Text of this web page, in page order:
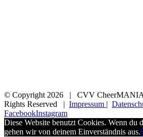
© Copyright 2026 | CVV
Rights Reserved | Impressum |
FacebookInstagram
Diese Website benutzt Cookies. Wenn du
gehen wir von deinem Einverständnis aus.